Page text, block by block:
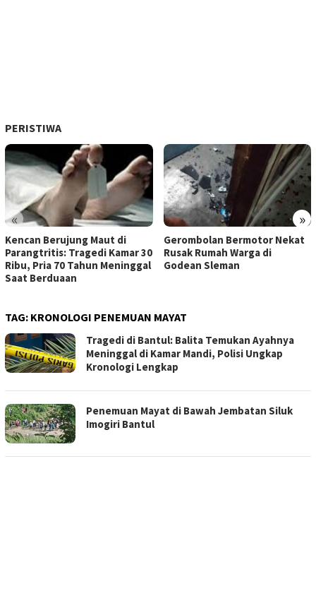
PERISTIWA
« »
Kencan Berujung Maut di
Parangtritis: Tragedi Kamar 30
Ribu, Pria 70 Tahun Meninggal
Saat Berduaan
Gerombolan Bermotor Nekat
Rusak Rumah Warga di
Godean Sleman
TAG: KRONOLOGI PENEMUAN MAYAT
Tragedi di Bantul: Balita Temukan Ayahnya
Meninggal di Kamar Mandi, Polisi Ungkap
Kronologi Lengkap
Penemuan Mayat di Bawah Jembatan Siluk
Imogiri Bantul